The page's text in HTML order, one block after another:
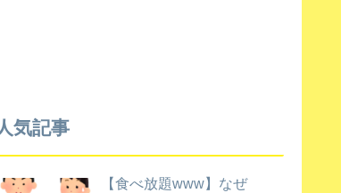
気記事
【食べ放題www】なぜ